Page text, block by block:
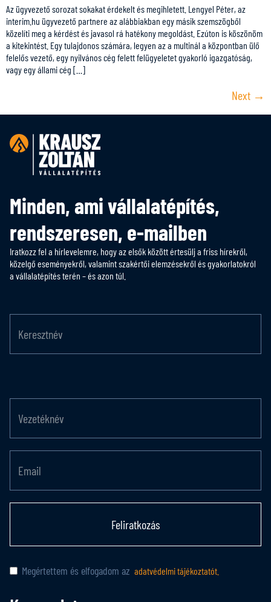
Az ügyvezető sorozat sokakat érdekelt és megihletett. Lengyel Péter, az
interim.hu ügyvezető partnere az alábbiakban egy másik szemszögből
közelíti meg a kérdést és javasol rá hatékony megoldást. Ezúton is köszönöm
a kitekintést. Egy tulajdonos számára, legyen az a multinál a központban ülő
felelős vezető, egy nyilvános cég felett felügyeletet gyakorló igazgatóság,
vagy egy állami cég […]
Next →
Minden, ami vállalatépítés,
rendszeresen, e-mailben
Iratkozz fel a hírlevelemre, hogy az elsők között értesülj a friss hírekről,
közelgő eseményekről, valamint szakértői elemzésekről és gyakorlatokról
a vállalatépítés terén – és azon túl.
Feliratkozás
Megértettem és elfogadom az adatvédelmi tájékoztatót.